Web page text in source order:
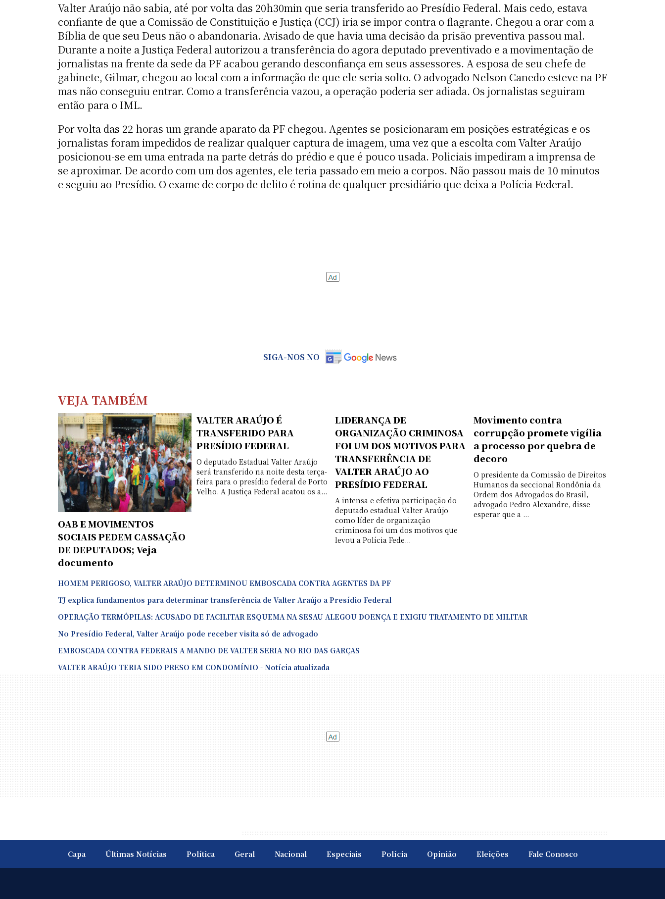
Valter Araújo não sabia, até por volta das 20h30min que seria transferido ao Presídio Federal. Mais cedo, estava
confiante de que a Comissão de Constituição e Justiça (CCJ) iria se impor contra o flagrante. Chegou a orar com a
Bíblia de que seu Deus não o abandonaria. Avisado de que havia uma decisão da prisão preventiva passou mal.
Durante a noite a Justiça Federal autorizou a transferência do agora deputado preventivado e a movimentação de
jornalistas na frente da sede da PF acabou gerando desconfiança em seus assessores. A esposa de seu chefe de
gabinete, Gilmar, chegou ao local com a informação de que ele seria solto. O advogado Nelson Canedo esteve na PF
mas não conseguiu entrar. Como a transferência vazou, a operação poderia ser adiada. Os jornalistas seguiram
então para o IML.
Por volta das 22 horas um grande aparato da PF chegou. Agentes se posicionaram em posições estratégicas e os
jornalistas foram impedidos de realizar qualquer captura de imagem, uma vez que a escolta com Valter Araújo
posicionou-se em uma entrada na parte detrás do prédio e que é pouco usada. Policiais impediram a imprensa de
se aproximar. De acordo com um dos agentes, ele teria passado em meio a corpos. Não passou mais de 10 minutos
e seguiu ao Presídio. O exame de corpo de delito é rotina de qualquer presidiário que deixa a Polícia Federal.
SIGA-NOS NO
VEJA TAMBÉM
OAB E MOVIMENTOS
SOCIAIS PEDEM CASSAÇÃO
DE DEPUTADOS; Veja
documento
VALTER ARAÚJO É
TRANSFERIDO PARA
PRESÍDIO FEDERAL
O deputado Estadual Valter Araújo
será transferido na noite desta terça-
feira para o presídio federal de Porto
Velho. A Justiça Federal acatou os a...
LIDERANÇA DE
ORGANIZAÇÃO CRIMINOSA
FOI UM DOS MOTIVOS PARA
TRANSFERÊNCIA DE
VALTER ARAÚJO AO
PRESÍDIO FEDERAL
A intensa e efetiva participação do
deputado estadual Valter Araújo
como líder de organização
criminosa foi um dos motivos que
levou a Polícia Fede...
Movimento contra
corrupção promete vigília
a processo por quebra de
decoro
O presidente da Comissão de Direitos
Humanos da seccional Rondônia da
Ordem dos Advogados do Brasil,
advogado Pedro Alexandre, disse
esperar que a ...
HOMEM PERIGOSO, VALTER ARAÚJO DETERMINOU EMBOSCADA CONTRA AGENTES DA PF
TJ explica fundamentos para determinar transferência de Valter Araújo a Presídio Federal
OPERAÇÃO TERMÓPILAS: ACUSADO DE FACILITAR ESQUEMA NA SESAU ALEGOU DOENÇA E EXIGIU TRATAMENTO DE MILITAR
No Presídio Federal, Valter Araújo pode receber visita só de advogado
EMBOSCADA CONTRA FEDERAIS A MANDO DE VALTER SERIA NO RIO DAS GARÇAS
VALTER ARAÚJO TERIA SIDO PRESO EM CONDOMÍNIO - Notícia atualizada
Capa Últimas Notícias Política Geral Nacional Especiais Polícia Opinião Eleições Fale Conosco